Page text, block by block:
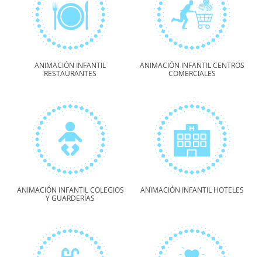
ANIMACIÓN INFANTIL
RESTAURANTES
ANIMACIÓN INFANTIL CENTROS
COMERCIALES
ANIMACIÓN INFANTIL COLEGIOS
Y GUARDERÍAS
ANIMACIÓN INFANTIL HOTELES